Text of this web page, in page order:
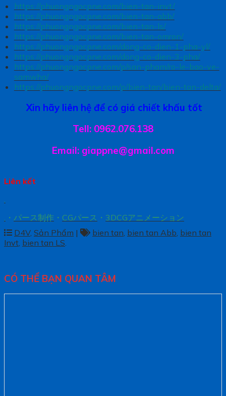
https://phuongngocpne.com/bien-tan-invt/
https://phuongngocpne.com/bien-tan-abb/
https://phuongngocpne.com/bien-tan-ls/
https://phuongngocpne.com/bien-tan-omron/
https://phuongngocpne.com/dong-co-dien-1-pha-yl/
https://phuongngocpne.com/dong-co-dien-3-pha/
https://phuongngocpne.com/p/san-pham/ro-le-bao-ve-
samwha/
https://phuongngocpne.com/p/bien-tan/bien-tan-delta/
Xin hãy liên hệ để có giá chiết khấu tốt
Tell: 0962.076.138
Email: giappne@gmail.com
Liên kết
・ パース制作 ・ CGパース ・ 3DCGアニメーション
D4V, Sản Phẩm | bien tan bien tan Abb bien tan
Invt bien tan LS
CÓ THỂ BẠN QUAN TÂM